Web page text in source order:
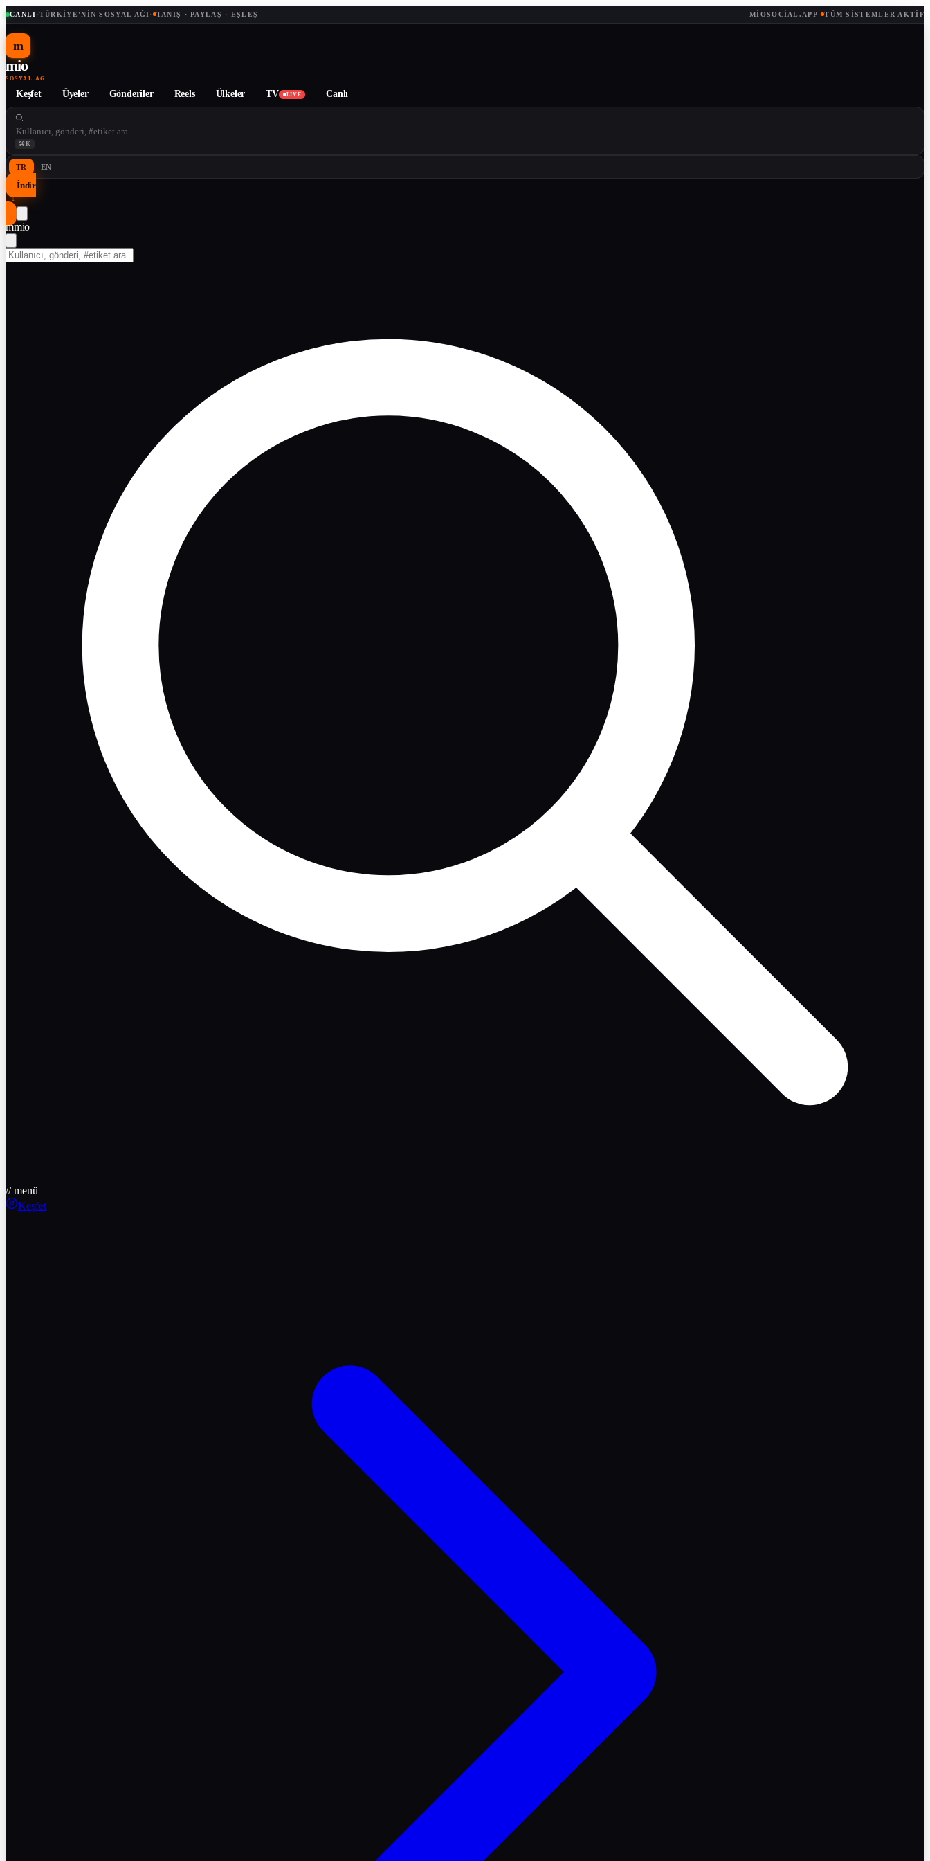
CANLI ·TÜRKIYE'NIN SOSYAL AĞI· TANIŞ · PAYLAŞ · EŞLEŞ MIOSOCIAL.APP· TÜM SISTEMLER AKTIF
m
mio
SOSYAL AĞ
Keşfet Üyeler Gönderiler Reels Ülkeler TV LIVE Canlı
⌘K
TR EN
İndir
↓
mmio
// menü
Keşfet